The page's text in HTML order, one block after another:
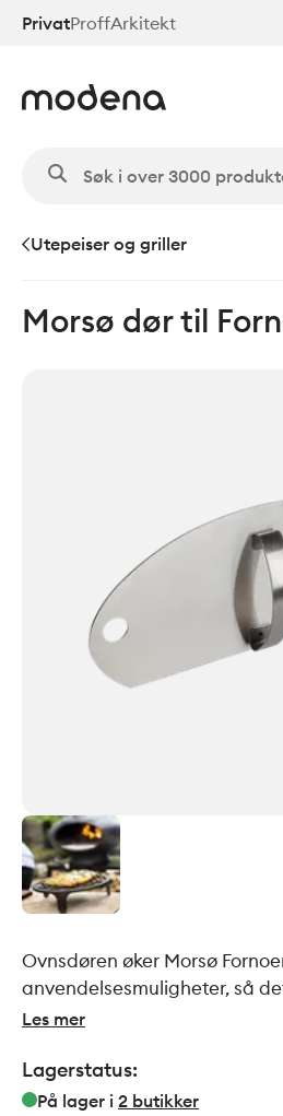
Hopp
PrivatProffArkitekt
Utepeiser og griller
Morsø dør til
Ovnsdøren øker Morsø
anvendelsesmuligheter, så
stekes, bakes og røkes Døren
nordiske regnvær
Les mer
Lagerstatus:
På lager i 2 butikker